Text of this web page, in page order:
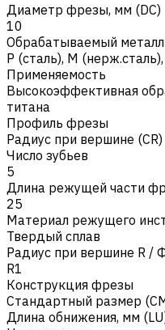
Диаметр фрезы, мм (DC)
10
Обрабатываемый металл
Р (сталь), M (нерж.сталь),
Применяемость
Высокоэффективная
титана
Профиль фрезы
Радиус при вершине (CR)
Число зубьев
5
Длина режущей части
25
Материал режущего
Твердый сплав
Радиус при вершине R /
R1
Конструкция фрезы
Стандартный размер
Длина обнижения, мм